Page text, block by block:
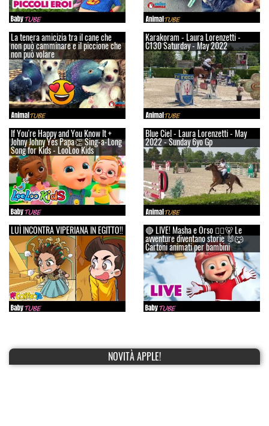
La tenera amicizia tra il cane che
non può camminare e il piccione che
non può volare
Karakoram - Laura Lorenzetti -
C130 Saturday - May 2022
If You're Happy and You Know It +
Johny Johny Yes Papa👏 Sing-a-Long
Song for Kids - LooLoo Kids
Blue Ciel - Laura Lorenzetti - May
2022 - Sunday 6yo Gp
LUÌ INCONTRA VIPERIANA IN EGITTO!! 🔴 LIVE! Masha e Orso 👱‍♀️🐻 Le
avventure diventano storie 🐰🐺
Cartoni animati per bambini
NOVITÀ APPLE!